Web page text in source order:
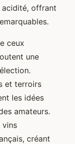
acidité, offrant
ceux
une
et terroirs
les idées
amateurs.
vins
créant